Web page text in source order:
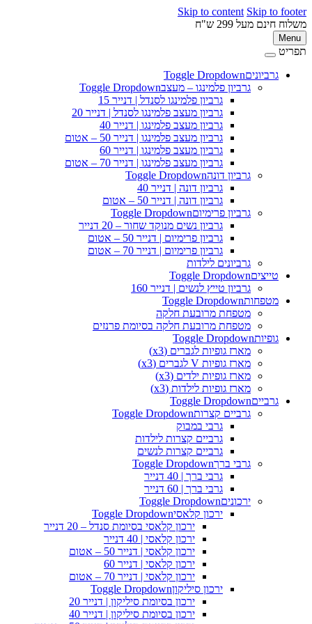
Skip to content Skip to
מעל 299 ש"ח
גרביוניםToggle Dropdown
גרביון פלמינגו – מעצבToggle Dropdown
גרביון פלמינגו לסנדל | דנייר 15
גרביון מעצב פלמינגו לסנדל | דנייר 20
גרביון מעצב פלמינגו | דנייר 40
גרביון מעצב פלמינגו | דנייר 50 – אטום
גרביון מעצב פלמינגו | דנייר 60
גרביון מעצב פלמינגו | דנייר 70 – אטום
גרביון דונהToggle Dropdown
גרביון דונה | דנייר 40
גרביון דונה | דנייר 50 – אטום
גרביון פרימיוםToggle Dropdown
גרביון נשים מנוקד שחור – 20 דנייר
גרביון פרימיום | דנייר 50 – אטום
גרביון פרימיום | דנייר 70 – אטום
גרביונים לילדות
טייצים Toggle Dropdown
גרביון טייץ לנשים | דנייר 160
מטפחותToggle Dropdown
מטפחת מרובעת חלקה
מטפחת מרובעת חלקה בסיומת פרנזים
גופיות
Toggle Dropdown
מארז גופיות לגברים (x3)
מארז גופיות V לגברים (x3)
מארז גופיות ילדים (x3)
מארז גופיות לילדות (x3)
גרביים Toggle Dropdown
גרביים קצרות Toggle Dropdown
גרבי במבוק
גרביים קצרות לילדות
גרביים קצרות לנשים
גרבי ברךToggle Dropdown
גרבי ברך | 40 דנייר
גרבי ברך | 60 דנייר
ירכוניםToggle Dropdown
ירכון קלאסי Toggle Dropdown
ירכון קלאסי בסיומת סנדל – 20 דנייר
ירכון קלאסי | 40 דנייר
ירכון קלאסי | דנייר 50 – אטום
ירכון קלאסי | דנייר 60
ירכון קלאסי | דנייר 70 – אטום
ירכון סיליקוןToggle Dropdown
ירכון בסיומת סיליקון | דנייר 20
ירכון בסיומת סיליקון | דנייר 40